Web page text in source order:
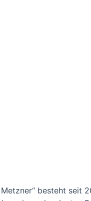
besteht seit